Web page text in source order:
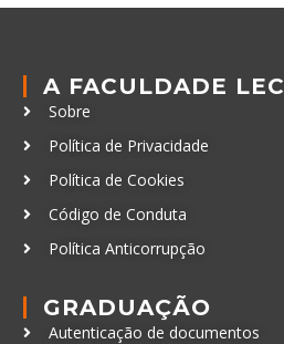
A FACULDADE LEC
Sobre
Política de Privacidade
Política de Cookies
Código de Conduta
Política Anticorrupção
GRADUAÇÃO
Autenticação de documentos